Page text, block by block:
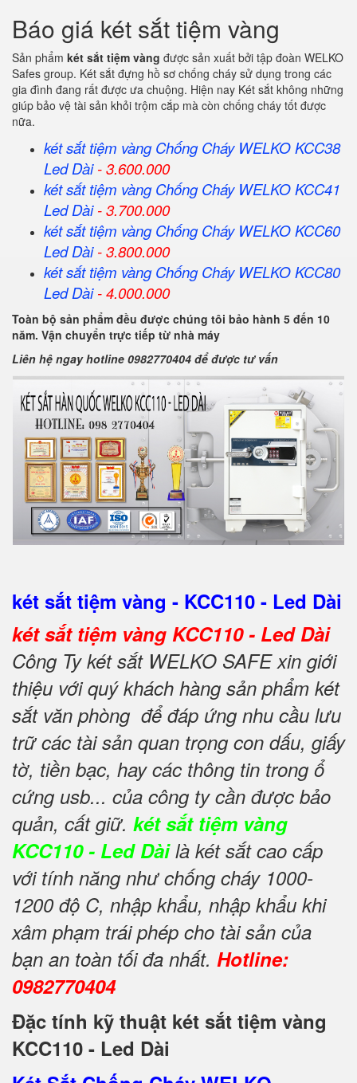
Báo giá két sắt tiệm vàng
Sản phẩm két sắt tiệm vàng được sản xuất bởi tập đoàn WELKO
Safes group. Két sắt đựng hồ sơ chống cháy sử dụng trong các
gia đình đang rất được ưa chuộng. Hiện nay Két sắt không những
giúp bảo vệ tài sản khỏi trộm cắp mà còn chống cháy tốt được
nữa.
két sắt tiệm vàng Chống Cháy WELKO KCC38
Led Dài- 3.600.000
két sắt tiệm vàng Chống Cháy WELKO KCC41
Led Dài- 3.700.000
két sắt tiệm vàng Chống Cháy WELKO KCC60
Led Dài- 3.800.000
két sắt tiệm vàng Chống Cháy WELKO KCC80
Led Dài- 4.000.000
Toàn bộ sản phẩm đều được chúng tôi bảo hành 5 đến 10
năm. Vận chuyển trực tiếp từ nhà máy
Liên hệ ngay hotline 0982770404 để được tư vấn
két sắt tiệm vàng - KCC110 - Led Dài
két sắt tiệm vàng KCC110 - Led Dài
Công Ty két sắt WELKO SAFE xin giới
thiệu với quý khách hàng sản phẩm két
sắt văn phòng để đáp ứng nhu cầu lưu
trữ các tài sản quan trọng con dấu, giấy
tờ, tiền bạc, hay các thông tin trong ổ
cứng usb... của công ty cần được bảo
quản, cất giữ. két sắt tiệm vàng
KCC110 - Led Dàilà két sắt cao cấp
với tính năng như chống cháy 1000-
1200 độ C, nhập khẩu, nhập khẩu khi
xâm phạm trái phép cho tài sản của
bạn an toàn tối đa nhất. Hotline:
0982770404
Đặc tính kỹ thuật két sắt tiệm vàng
KCC110 - Led Dài